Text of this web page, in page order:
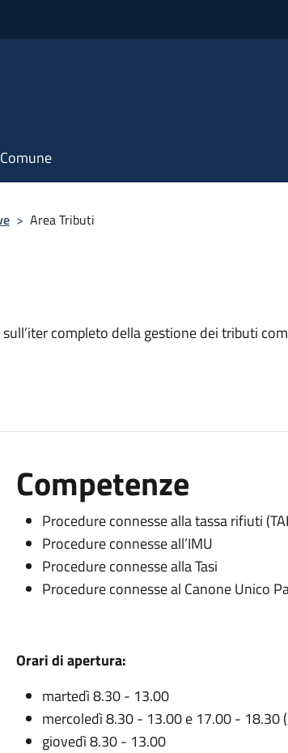
> Area Tributi
completo della gestione dei tributi
Competenze
Procedure connesse alla tassa rifiuti
Procedure connesse all’IMU
Procedure connesse alla Tasi
Procedure connesse al Canone Unico
Orari di apertura:
martedì 8.30 - 13.00
mercoledì 8.30 - 13.00 e 17.00 - 18.30
giovedì 8.30 - 13.00